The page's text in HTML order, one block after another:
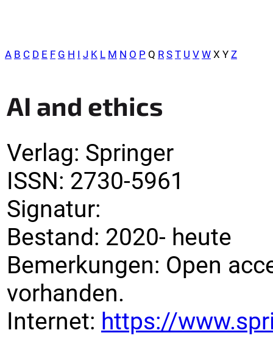
A B C D E F G H I J K L M N O P Q R S T U V W X Y Z
AI and ethics
Verlag: Springer
ISSN: 2730-5961
Signatur:
Bestand: 2020- heute
Bemerkungen: Open
vorhanden.
Internet: https://